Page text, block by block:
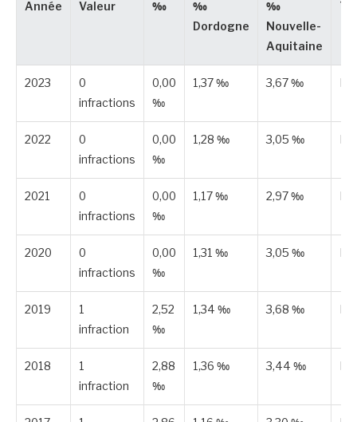
Année Valeur ‰
‰
Dordogne
‰
Nouvelle-
Aquitaine
2023
0
infractions
0,00
‰
1,37 ‰ 3,67 ‰
2022
0
infractions
0,00
‰
1,28 ‰ 3,05 ‰
2021
0
infractions
0,00
‰
1,17 ‰ 2,97 ‰
2020
0
infractions
0,00
‰
1,31 ‰ 3,05 ‰
2019
1
infraction
2,52
‰
1,34 ‰ 3,68 ‰
2018
1
infraction
2,88
‰
1,36 ‰ 3,44 ‰